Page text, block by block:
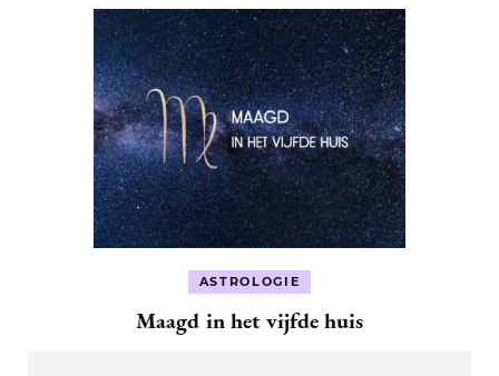
ASTROLOGIE
Maagd in het vijfde huis